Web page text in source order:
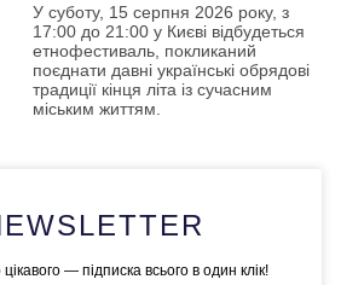
У суботу, 15 серпня 2026 року, з
17:00 до 21:00 у Києві відбудеться
етнофестиваль, покликаний
поєднати давні українські обрядові
традиції кінця літа із сучасним
міським життям.
— підписка всього в один клік!